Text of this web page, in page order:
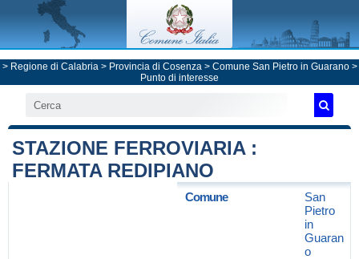
> Regione di Calabria> Provincia di Cosenza> Comune San Pietro in Guarano>
Punto di interesse
STAZIONE FERROVIARIA :
FERMATA REDIPIANO
Comune
San
Pietro
in
Guaran
o